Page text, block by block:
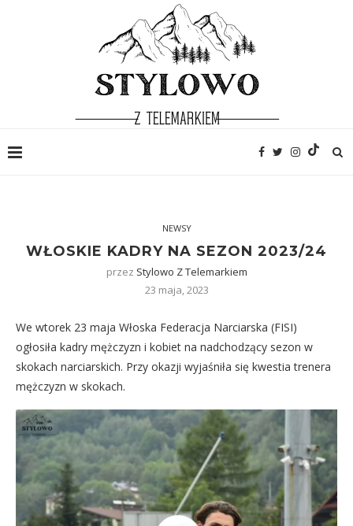
NEWSY
WŁOSKIE KADRY NA SEZON 2023/24
przez Stylowo Z Telemarkiem
23 maja, 2023
We wtorek 23 maja Włoska Federacja Narciarska (FISI)
ogłosiła kadry mężczyzn i kobiet na nadchodzący sezon w
skokach narciarskich. Przy okazji wyjaśniła się kwestia trenera
mężczyzn w skokach.